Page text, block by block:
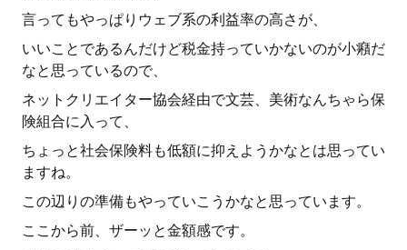
言ってもやっぱりウェブ系の利益率の高さが、
いいことであるんだけど税金持っていかないのが小癪だ
なと思っているので、
ネットクリエイター協会経由で文芸、美術なんちゃら保
険組合に入って、
ちょっと社会保険料も低額に抑えようかなとは思ってい
ますね。
この辺りの準備もやっていこうかなと思っています。
ここから前、ザーッと金額感です。